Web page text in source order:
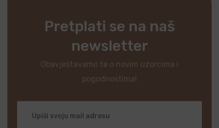
Pretplati se na naš
newsletter
Obavještavamo te o novim uzorcima i
pogodnostima!